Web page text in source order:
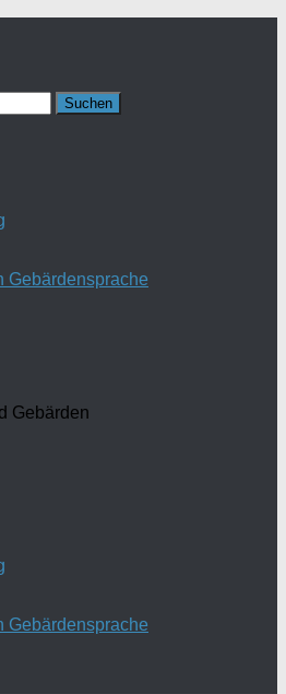
Gebärdensprache
Gebärden
Gebärdensprache